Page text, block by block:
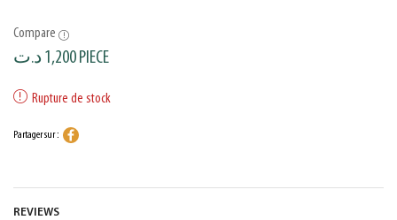
Compare
1,200د.ت PIECE
Rupture de stock
Partager sur :
REVIEWS